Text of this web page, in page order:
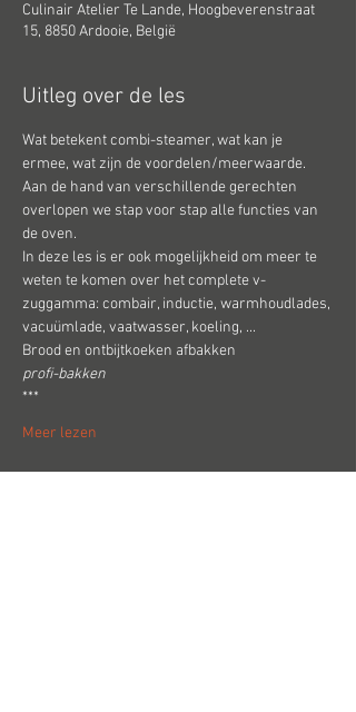
Culinair Atelier Te Lande, Hoogbeverenstraat
15, 8850 Ardooie, België
Uitleg over de les
Wat betekent combi-steamer, wat kan je
ermee, wat zijn de voordelen/meerwaarde.
Aan de hand van verschillende gerechten
overlopen we stap voor stap alle functies van
de oven.
In deze les is er ook mogelijkheid om meer te
weten te komen over het complete v-
zuggamma: combair, inductie, warmhoudlades,
vacuümlade, vaatwasser, koeling, ...
Brood en ontbijtkoeken afbakken
profi-bakken
***
Meer lezen